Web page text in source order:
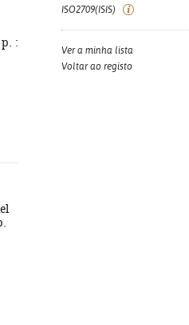
:
ISO2709(ISIS)
Ver a minha lista
Voltar ao registo